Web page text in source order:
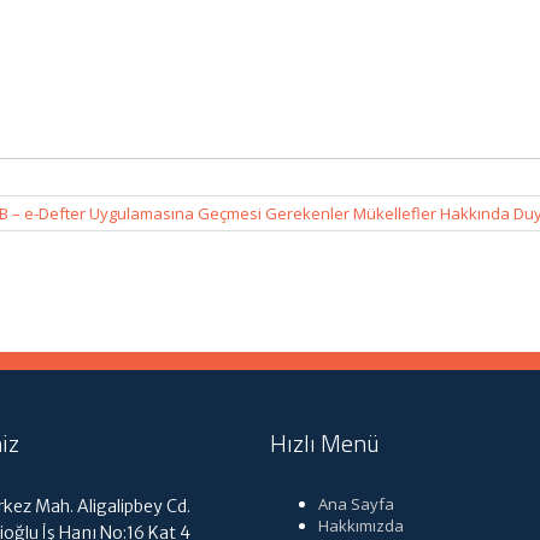
– e-Defter Uygulamasına Geçmesi Gerekenler Mükellefler Hakkında
Mah. Aligalipbey Cd.
İş Hanı No:16 Kat 4
Hızlı Menü
Ana Sayfa
Hakkımızda